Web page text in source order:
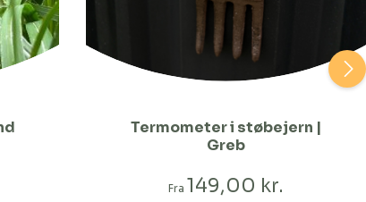
Termometer i støbejern |
Greb
Fra 149,00 kr.